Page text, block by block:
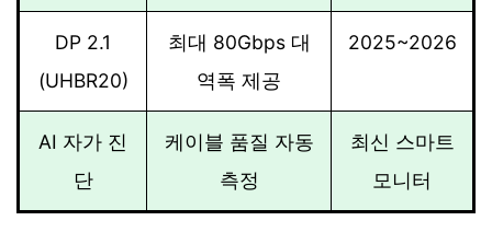
DP 2.1
(UHBR20)
최대 80Gbps 대
역폭 제공
2025~2026
AI 자가 진
단
케이블 품질 자동
측정
최신 스마트
모니터